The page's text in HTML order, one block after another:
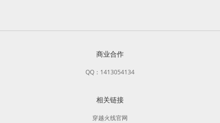
商业合作
QQ：1413054134
相关链接
穿越火线官网